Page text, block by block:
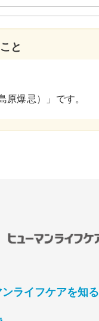
と
原爆忌）」です。
ンライフケアを知る